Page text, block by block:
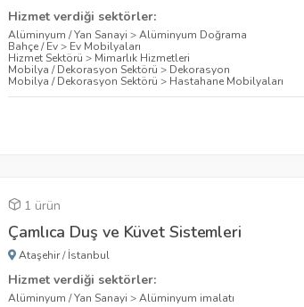
Hizmet verdiği sektörler:
Alüminyum / Yan Sanayi >Alüminyum Doğrama
Bahçe / Ev> Ev Mobilyaları
Hizmet Sektörü > Mimarlık Hizmetleri
Mobilya / Dekorasyon Sektörü > Dekorasyon
Mobilya / Dekorasyon Sektörü > Hastahane Mobilyaları
1 ürün
Çamlıca Duş ve Küvet Sistemleri
Ataşehir/İstanbul
Hizmet verdiği sektörler:
Alüminyum / Yan Sanayi >Alüminyum imalatı